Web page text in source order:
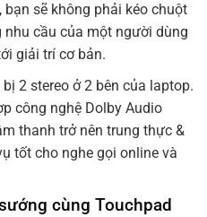
bạn sẽ không phải kéo chuột
cầu của một người dùng
giải trí cơ bản.
2 stereo ở 2 bên của laptop.
công nghệ Dolby Audio
thanh trở nên trung thực &
tốt cho nghe gọi online và
cùng Touchpad